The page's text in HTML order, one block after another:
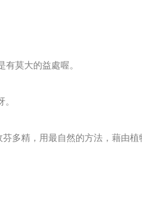
莫大的益處喔。
多精，用最自然的方法，藉由